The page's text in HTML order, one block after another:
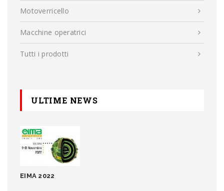
Motoverricello
Macchine operatrici
Tutti i prodotti
ULTIME NEWS
EIMA 2022